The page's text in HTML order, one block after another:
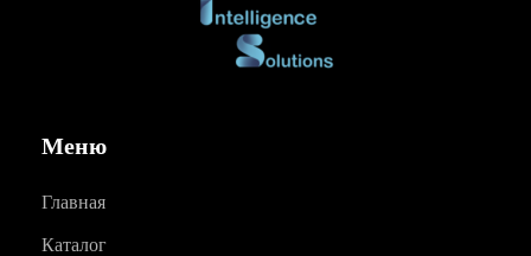
Меню
Главная
Каталог